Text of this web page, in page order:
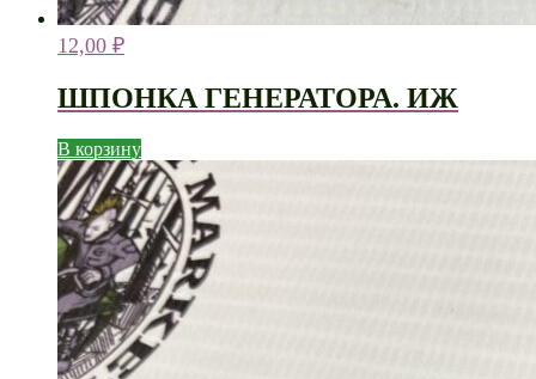
12,00 ₽
ШПОНКА ГЕНЕРАТОРА. ИЖ
В корзину